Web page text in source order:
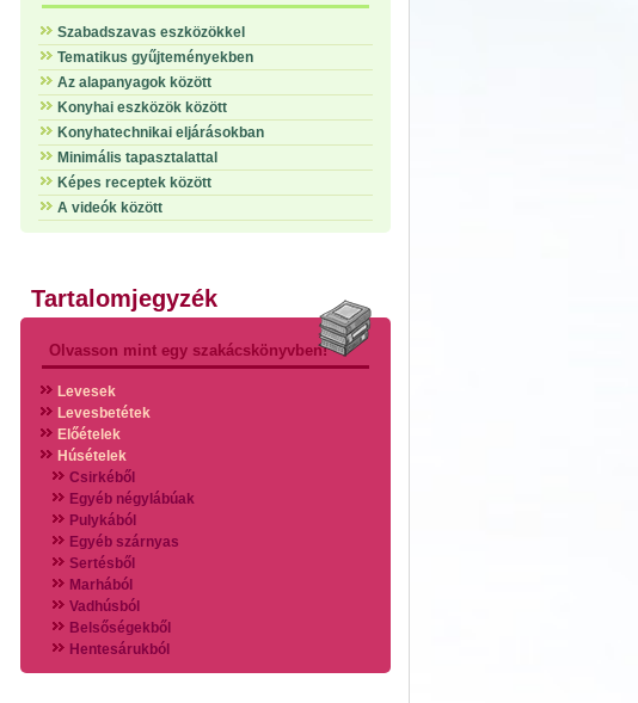
Szabadszavas eszközökkel
Tematikus gyűjteményekben
Az alapanyagok között
Konyhai eszközök között
Konyhatechnikai eljárásokban
Minimális tapasztalattal
Képes receptek között
A videók között
Tartalomjegyzék
Olvasson mint egy szakácskönyvben!
Levesek
Levesbetétek
Előételek
Húsételek
Csirkéből
Egyéb négylábúak
Pulykából
Egyéb szárnyas
Sertésből
Marhából
Vadhúsból
Belsőségekből
Hentesárukból
Vadszárnyasokból